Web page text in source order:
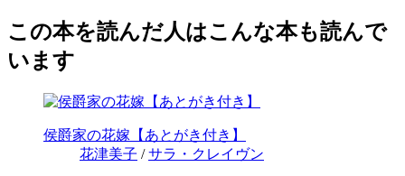
この本を読んだ人はこんな本も読んで
います
侯爵家の花嫁【あとがき付き】
花津美子 /サラ・クレイヴン